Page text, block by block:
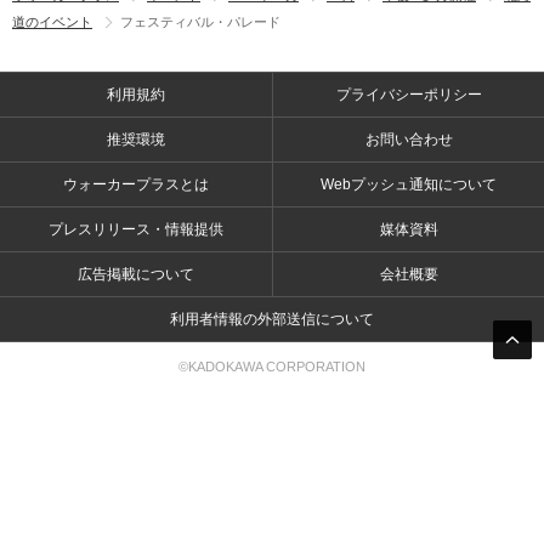
道のイベント
フェスティバル・パレード
利用規約 プライバシーポリシー
推奨環境 お問い合わせ
ウォーカープラスとは Webプッシュ通知について
プレスリリース・情報提供 媒体資料
広告掲載について 会社概要
利用者情報の外部送信について
©KADOKAWA CORPORATION